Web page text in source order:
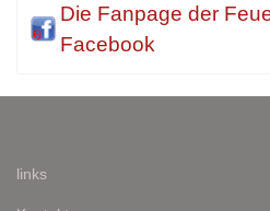
Die Fanpage der
Facebook
links